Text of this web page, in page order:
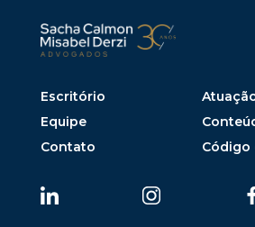
Escritório
Equipe
Contato
Código